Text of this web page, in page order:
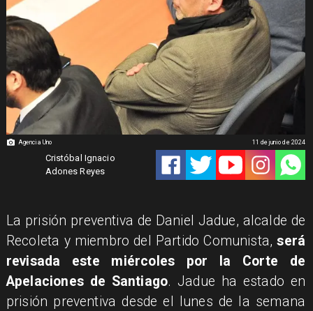
Agencia Uno
Cristóbal Ignacio
Adones Reyes
11 de junio de 2024
La prisión preventiva de Daniel Jadue, alcalde de
Recoleta y miembro del Partido Comunista, será
revisada este miércoles por la Corte de
Apelaciones de Santiago. Jadue ha estado en
prisión preventiva desde el lunes de la semana